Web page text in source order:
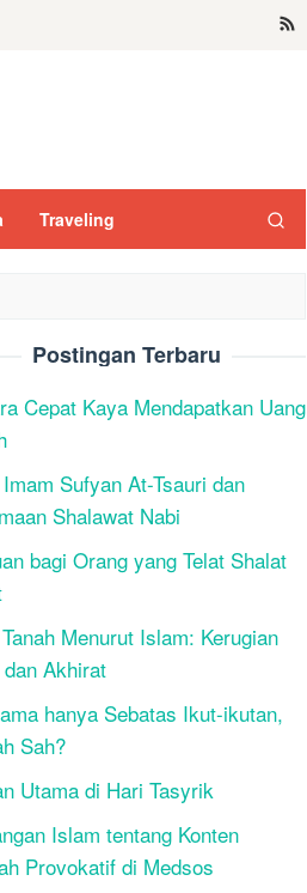
Traveling
Postingan Terbaru
Cepat Kaya Mendapatkan Uang
Sufyan At-Tsauri dan
Shalawat Nabi
bagi Orang yang Telat Shalat
Menurut Islam: Kerugian
Akhirat
hanya Sebatas Ikut-ikutan,
Sah?
Utama di Hari Tasyrik
Islam tentang Konten
Provokatif di Medsos